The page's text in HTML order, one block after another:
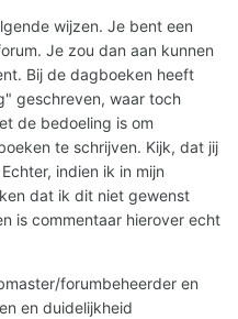
wijzen. Je bent een
Je zou dan aan kunnen
Bij de dagboeken heeft
geschreven, waar toch
de bedoeling is om
te schrijven. Kijk, dat jij
indien ik in mijn
dat ik dit niet gewenst
is commentaar hierover echt
forumbeheerder en
en duidelijkheid